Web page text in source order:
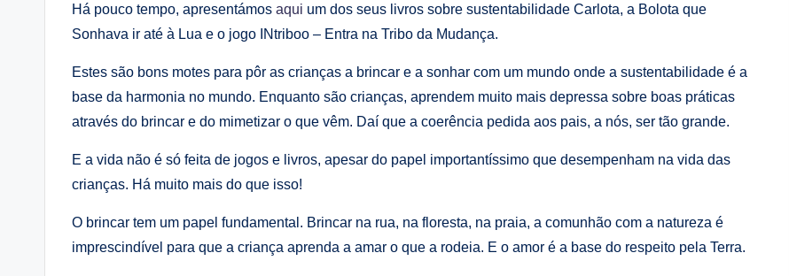
Há pouco tempo, apresentámos aqui um dos seus livros sobre sustentabilidade Carlota, a Bolota que
Sonhava ir até à Lua e o jogo INtriboo – Entra na Tribo da Mudança.
Estes são bons motes para pôr as crianças a brincar e a sonhar com um mundo onde a sustentabilidade é a
base da harmonia no mundo. Enquanto são crianças, aprendem muito mais depressa sobre boas práticas
através do brincar e do mimetizar o que vêm. Daí que a coerência pedida aos pais, a nós, ser tão grande.
E a vida não é só feita de jogos e livros, apesar do papel importantíssimo que desempenham na vida das
crianças. Há muito mais do que isso!
O brincar tem um papel fundamental. Brincar na rua, na floresta, na praia, a comunhão com a natureza é
imprescindível para que a criança aprenda a amar o que a rodeia. E o amor é a base do respeito pela Terra.